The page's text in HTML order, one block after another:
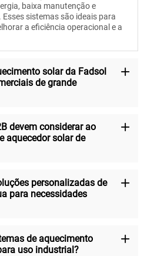
baixa manutenção e
sistemas são ideais para
a eficiência operacional e a
solar da Fadsol
de grande
devem considerar ao
aquecedor solar de
personalizadas de
para necessidades
de aquecimento
uso industrial?